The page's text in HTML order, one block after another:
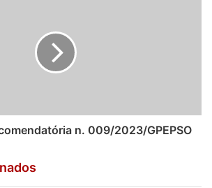
n. 009/2023/GPEPSO